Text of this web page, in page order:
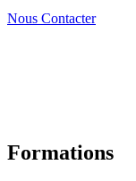
Nous Contacter
Formations